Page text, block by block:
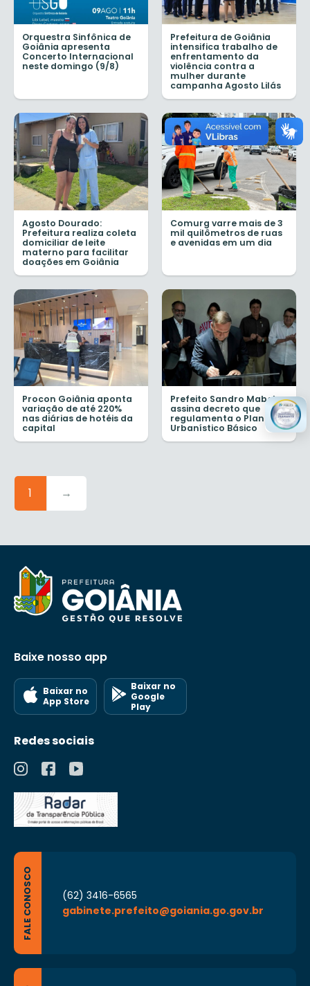
Orquestra Sinfônica de
Goiânia apresenta
Concerto Internacional
neste domingo (9/8)
Prefeitura de Goiânia
intensifica trabalho de
enfrentamento da
violência contra a
mulher durante
campanha Agosto Lilás
Agosto Dourado:
Prefeitura realiza coleta
domiciliar de leite
materno para facilitar
doações em Goiânia
Comurg varre mais de 3
mil quilômetros de ruas
e avenidas em um dia
Procon Goiânia aponta
variação de até 220%
nas diárias de hotéis da
capital
Prefeito Sandro Mabel
assina decreto que
regulamenta o Plano
Urbanístico Básico
1 →
Baixe nosso app
Baixar no
App Store
Baixar no
Google
Play
Redes sociais
FALE CONOSCO
(62) 3416-6565
gabinete.prefeito@goiania.go.gov.br